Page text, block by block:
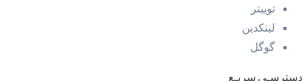
توییتر
لینکدین
گوگل
دسترسـی سریـع